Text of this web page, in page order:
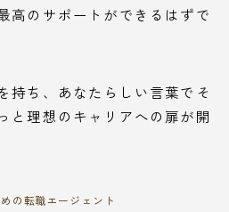
高のサポートができるはずで
持ち、あなたらしい言葉でそ
と理想のキャリアへの扉が開
の転職エージェント